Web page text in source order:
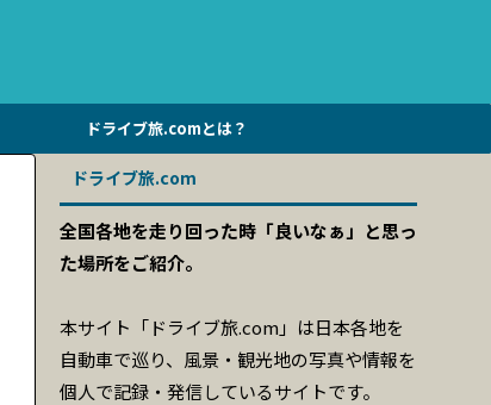
ドライブ旅.comとは？
ドライブ旅.com
全国各地を走り回った時「良いなぁ」と思っ
た場所をご紹介。
本サイト「ドライブ旅.com」は日本各地を
自動車で巡り、風景・観光地の写真や情報を
個人で記録・発信しているサイトです。